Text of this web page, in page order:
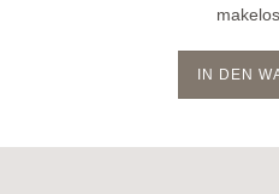
IN DEN